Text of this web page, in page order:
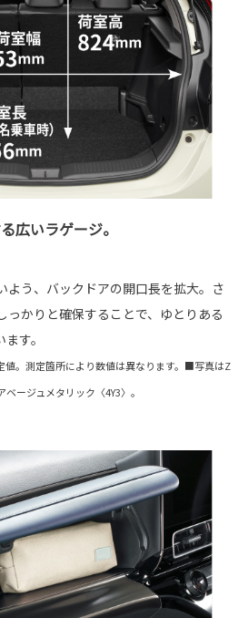
広いラゲージ。
よう、バックドアの開口長を拡大。さ
っかりと確保することで、ゆとりある
す。
。測定箇所により数値は異なります。■写真はZ
ベージュメタリック〈4Y3〉。